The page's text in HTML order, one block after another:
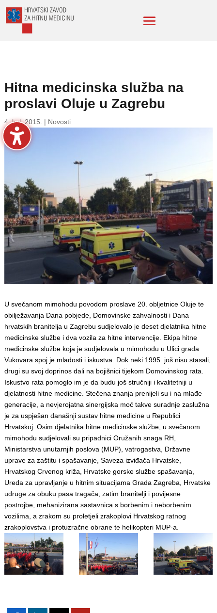
Hitna medicinska služba na
proslavi Oluje u Zagrebu
4. kol. 2015. | Novosti
U svečanom mimohodu povodom proslave 20. obljetnice Oluje te
obilježavanja Dana pobjede, Domovinske zahvalnosti i Dana
hrvatskih branitelja u Zagrebu sudjelovalo je deset djelatnika hitne
medicinske službe i dva vozila za hitne intervencije. Ekipa hitne
medicinske službe koja je sudjelovala u mimohodu u Ulici grada
Vukovara spoj je mladosti i iskustva. Dok neki 1995. još nisu stasali,
drugi su svoj doprinos dali na bojišnici tijekom Domovinskog rata.
Iskustvo rata pomoglo im je da budu još stručniji i kvalitetniji u
djelatnosti hitne medicine. Stečena znanja prenijeli su i na mlađe
generacije, a nevjerojatna sinergijska moć takve suradnje zaslužna
je za uspješan današnji sustav hitne medicine u Republici
Hrvatskoj. Osim djelatnika hitne medicinske službe, u svečanom
mimohodu sudjelovali su pripadnici Oružanih snaga RH,
Ministarstva unutarnjih poslova (MUP), vatrogastva, Državne
uprave za zaštitu i spašavanje, Saveza izviđača Hrvatske,
Hrvatskog Crvenog križa, Hrvatske gorske službe spašavanja,
Ureda za upravljanje u hitnim situacijama Grada Zagreba, Hrvatske
udruge za obuku pasa tragača, zatim branitelji i povijesne
postrojbe, mehanizirana sastavnica s borbenim i neborbenim
vozilima, a zrakom su proletjeli zrakoplovi Hrvatskog ratnog
zrakoplovstva i protuzračne obrane te helikopteri MUP-a.